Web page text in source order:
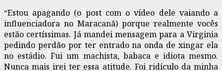
“Estou apagando (o post com o vídeo dele vaiando a
influenciadora no Maracanã) porque realmente vocês
estão certíssimas. Já mandei mensagem para a Virginia
pedindo perdão por ter entrado na onda de xingar ela
no estádio. Fui um machista, babaca e idiota mesmo.
Nunca mais irei ter essa atitude. Foi ridículo da minha